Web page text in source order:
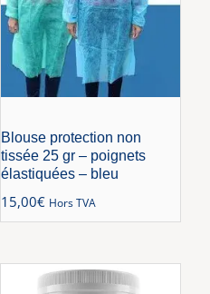
Blouse protection non
tissée 25 gr – poignets
élastiquées – bleu
15,00€ Hors TVA